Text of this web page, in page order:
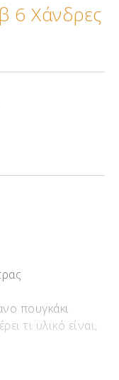
6 Χάνδρες
πουγκάκι
τι υλικό είναι,